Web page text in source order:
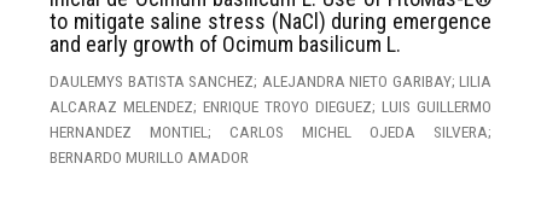
to mitigate saline stress (NaCl) during emergence
and early growth of Ocimum basilicum L.
DAULEMYS BATISTA SANCHEZ; ALEJANDRA NIETO GARIBAY; LILIA
ALCARAZ MELENDEZ; ENRIQUE TROYO DIEGUEZ; LUIS GUILLERMO
HERNANDEZ MONTIEL; CARLOS MICHEL OJEDA SILVERA;
BERNARDO MURILLO AMADOR